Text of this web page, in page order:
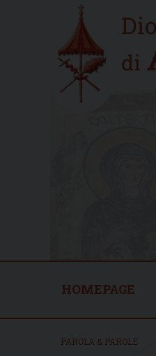
Home
new
HOMEPAGE
PAROLA & PAROLE